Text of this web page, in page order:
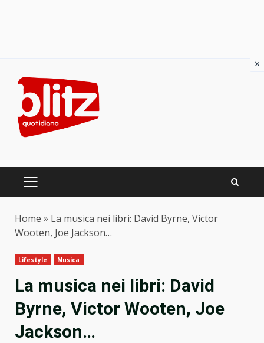
content
PRIMARY
Home » La musica nei libri: David Byrne, Victor
Wooten, Joe Jackson…
Lifestyle Musica
La musica nei libri: David
Byrne, Victor Wooten, Joe
Jackson…
×